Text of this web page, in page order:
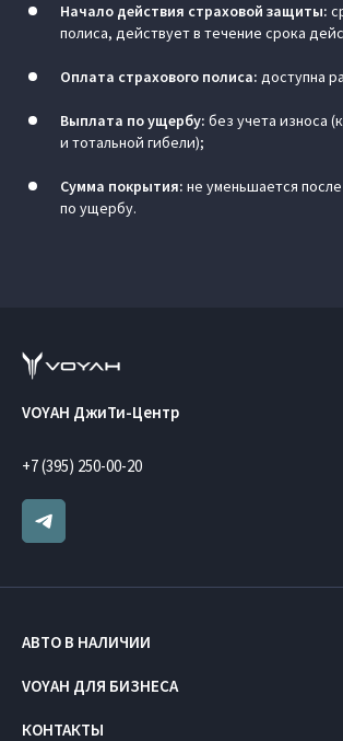
Начало действия страховой защиты:
полиса, действует в течение срока
Оплата страхового полиса: доступна
Выплата по ущербу: без учета износа
и тотальной гибели);
Сумма покрытия: не уменьшается
по ущербу.
VOYAH ДжиТи-Центр
+7 (395) 250-00-20
АВТО В НАЛИЧИИ
VOYAH ДЛЯ БИЗНЕСА
КОНТАКТЫ